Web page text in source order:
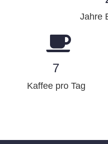
Jahre
7
Kaffee pro Tag